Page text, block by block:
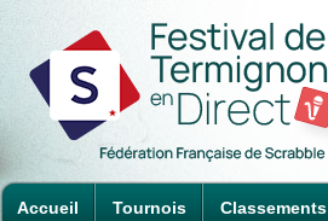
Accueil Tournois Classements